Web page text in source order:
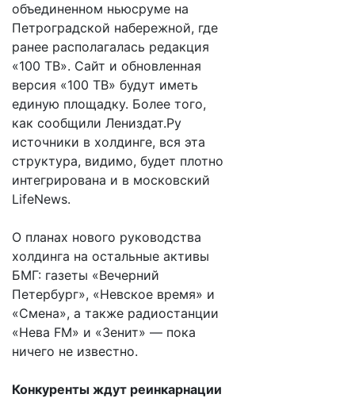
объединенном ньюсруме на
Петроградской набережной, где
ранее располагалась редакция
«100 ТВ». Сайт и обновленная
версия «100 ТВ» будут иметь
единую площадку. Более того,
как сообщили Лениздат.Ру
источники в холдинге, вся эта
структура, видимо, будет плотно
интегрирована и в московский
LifeNews.
О планах нового руководства
холдинга на остальные активы
БМГ: газеты «Вечерний
Петербург», «Невское время» и
«Смена», а также радиостанции
«Нева FM» и «Зенит» — пока
ничего не известно.
Конкуренты ждут реинкарнации